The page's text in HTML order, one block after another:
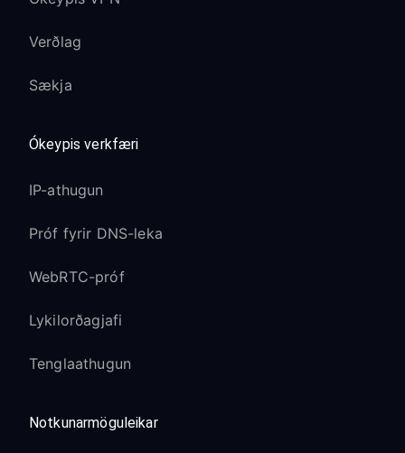
Verðlag
Sækja
Ókeypis verkfæri
IP-athugun
Próf fyrir DNS-leka
WebRTC-próf
Lykilorðagjafi
Tenglaathugun
Notkunarmöguleikar